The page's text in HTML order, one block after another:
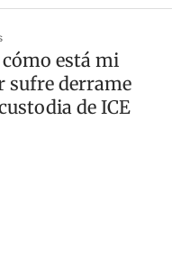
está mi
sufre derrame
de ICE